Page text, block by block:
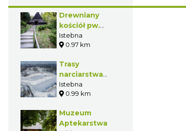
Drewniany
kościół pw.
Podwyższenia
Krzyża
Istebnej-
Kubalonce
Istebna
0.97 km
Trasy
narciarstwa
biegowego -
Kubalonka
Istebna
0.99 km
Muzeum
Aptekarstwa